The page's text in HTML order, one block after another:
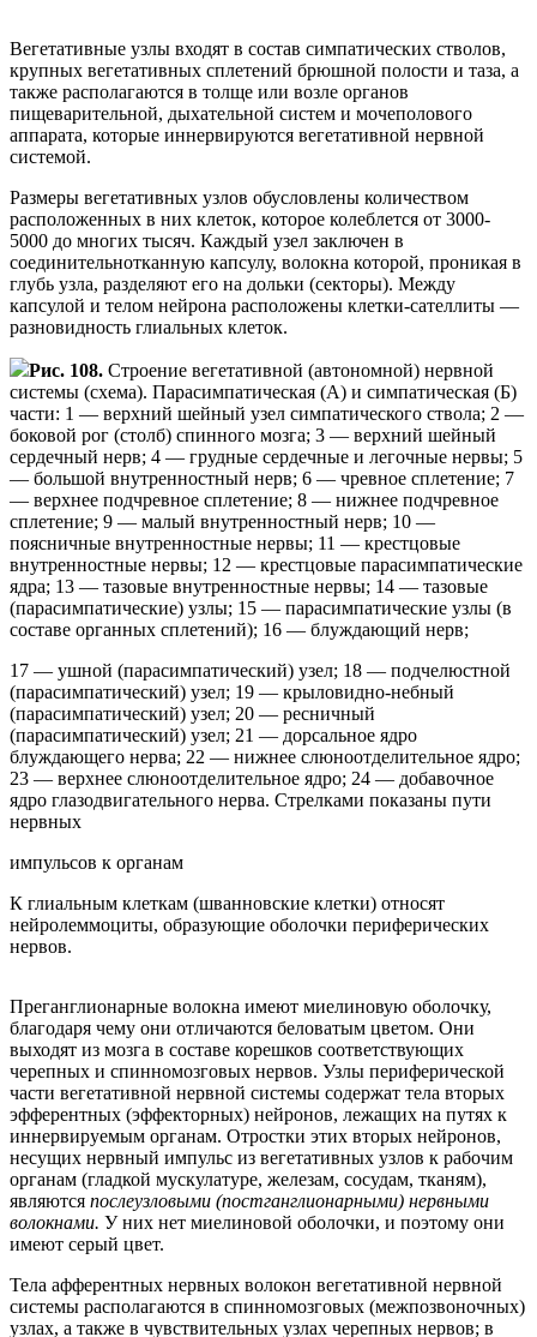
Вегетативные узлы входят в состав симпатических стволов,
крупных вегетативных сплетений брюшной полости и таза, а
также располагаются в толще или возле органов
пищеварительной, дыхательной систем и мочеполового
аппарата, которые иннервируются вегетативной нервной
системой.
Размеры вегетативных узлов обусловлены количеством
расположенных в них клеток, которое колеблется от 3000-
5000 до многих тысяч. Каждый узел заключен в
соединительнотканную капсулу, волокна которой, проникая в
глубь узла, разделяют его на дольки (секторы). Между
капсулой и телом нейрона расположены клетки-сателлиты —
разновидность глиальных клеток.
Рис. 108. Строение вегетативной (автономной) нервной
системы (схема). Парасимпатическая (А) и симпатическая (Б)
части: 1 — верхний шейный узел симпатического ствола; 2 —
боковой рог (столб) спинного мозга; 3 — верхний шейный
сердечный нерв; 4 — грудные сердечные и легочные нервы; 5
— большой внутренностный нерв; 6 — чревное сплетение; 7
— верхнее подчревное сплетение; 8 — нижнее подчревное
сплетение; 9 — малый внутренностный нерв; 10 —
поясничные внутренностные нервы; 11 — крестцовые
внутренностные нервы; 12 — крестцовые парасимпатические
ядра; 13 — тазовые внутренностные нервы; 14 — тазовые
(парасимпатические) узлы; 15 — парасимпатические узлы (в
составе органных сплетений); 16 — блуждающий нерв;
17 — ушной (парасимпатический) узел; 18 — подчелюстной
(парасимпатический) узел; 19 — крыловидно-небный
(парасимпатический) узел; 20 — ресничный
(парасимпатический) узел; 21 — дорсальное ядро
блуждающего нерва; 22 — нижнее слюноотделительное ядро;
23 — верхнее слюноотделительное ядро; 24 — добавочное
ядро глазодвигательного нерва. Стрелками показаны пути
нервных
импульсов к органам
К глиальным клеткам (шванновские клетки) относят
нейролеммоциты, образующие оболочки периферических
нервов.
Преганглионарные волокна имеют миелиновую оболочку,
благодаря чему они отличаются беловатым цветом. Они
выходят из мозга в составе корешков соответствующих
черепных и спинномозговых нервов. Узлы периферической
части вегетативной нервной системы содержат тела вторых
эфферентных (эффекторных) нейронов, лежащих на путях к
иннервируемым органам. Отростки этих вторых нейронов,
несущих нервный импульс из вегетативных узлов к рабочим
органам (гладкой мускулатуре, железам, сосудам, тканям),
являются послеузловыми (постганглионарными) нервными
волокнами. У них нет миелиновой оболочки, и поэтому они
имеют серый цвет.
Тела афферентных нервных волокон вегетативной нервной
системы располагаются в спинномозговых (межпозвоночных)
узлах, а также в чувствительных узлах черепных нервов; в